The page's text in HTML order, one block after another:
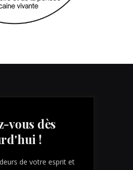
vous dès
!
de votre esprit et